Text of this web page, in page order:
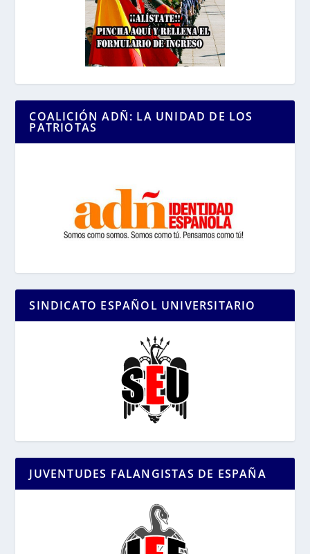
COALICIÓN ADÑ: LA UNIDAD DE LOS
PATRIOTAS
SINDICATO ESPAÑOL UNIVERSITARIO
JUVENTUDES FALANGISTAS DE ESPAÑA